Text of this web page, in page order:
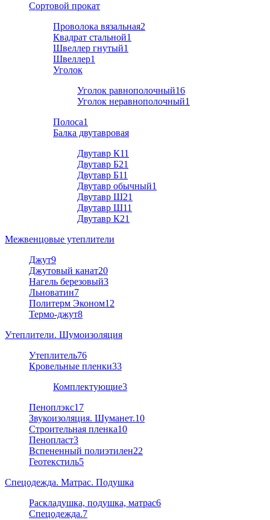
Cортовой прокат
Проволока вязальная2
Квадрат стальной1
Швеллер гнутый1
Швеллер1
Уголок
Уголок равнополочный16
Уголок неравнополочный1
Полоса1
Балка двутавровая
Двутавр К11
Двутавр Б21
Двутавр Б11
Двутавр обычный1
Двутавр Ш21
Двутавр Ш11
Двутавр К21
Межвенцовые утеплители
Джут9
Джутовый канат20
Нагель березовый3
Льноватин7
Политерм Эконом12
Термо-джут8
Утеплители. Шумоизоляция
Утеплитель76
Кровельные пленки33
Комплектующие3
Пеноплэкс17
Звукоизоляция. Шуманет.10
Строительная пленка10
Пенопласт3
Вспененный полиэтилен22
Геотекстиль5
Спецодежда. Матрас. Подушка
Раскладушка, подушка, матрас6
Спецодежда.7